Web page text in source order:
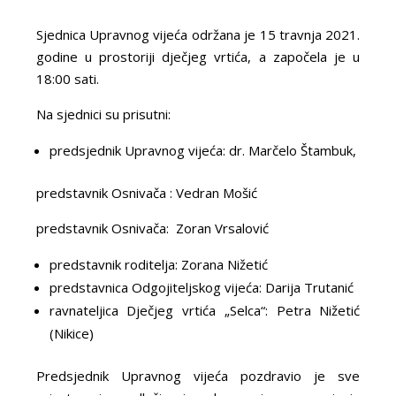
Sjednica Upravnog vijeća održana je 15 travnja 2021.
godine u prostoriji dječjeg vrtića, a započela je u
18:00 sati.
Na sjednici su prisutni:
predsjednik Upravnog vijeća: dr. Marčelo Štambuk,
predstavnik Osnivača : Vedran Mošić
predstavnik Osnivača: Zoran Vrsalović
predstavnik roditelja: Zorana Nižetić
predstavnica Odgojiteljskog vijeća: Darija Trutanić
ravnateljica Dječjeg vrtića „Selca“: Petra Nižetić
(Nikice)
Predsjednik Upravnog vijeća pozdravio je sve